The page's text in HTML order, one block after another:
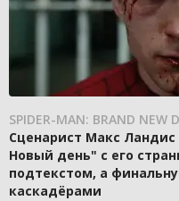
SPIDER-MAN: BRAND NEW
Сценарист Макс
Новый день" с его
подтекстом, а
каскадёрами